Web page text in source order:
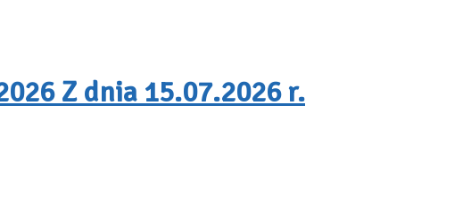
Z dnia 15.07.2026 r.